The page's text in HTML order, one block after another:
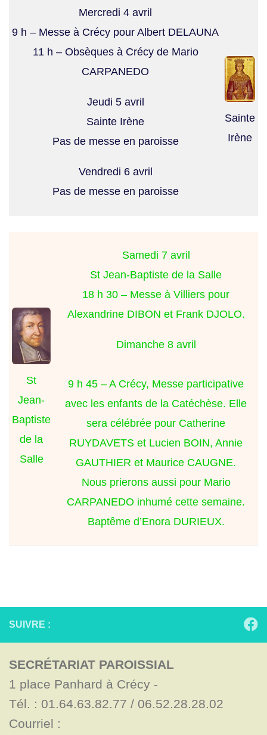
Mercredi 4 avril
9 h – Messe à Crécy pour Albert DELAUNA
11 h – Obsèques à Crécy de Mario
CARPANEDO
Jeudi 5 avril
Sainte Irène
Pas de messe en paroisse
Vendredi 6 avril
Pas de messe en paroisse
Sainte
Irène
St
Jean-
Baptiste
de la
Salle
Samedi 7 avril
St Jean-Baptiste de la Salle
18 h 30 – Messe à Villiers pour
Alexandrine DIBON et Frank DJOLO.
Dimanche 8 avril
9 h 45 – A Crécy, Messe participative
avec les enfants de la Catéchèse. Elle
sera célébrée pour Catherine
RUYDAVETS et Lucien BOIN, Annie
GAUTHIER et Maurice CAUGNE.
Nous prierons aussi pour Mario
CARPANEDO inhumé cette semaine.
Baptême d’Enora DURIEUX.
SUIVRE :
SECRÉTARIAT PAROISSIAL
1 place Panhard à Crécy -
Tél. : 01.64.63.82.77 / 06.52.28.28.02
Courriel :